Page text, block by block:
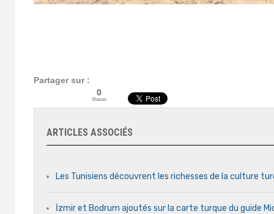
Partager sur :
0
Shares
ARTICLES ASSOCIÉS
Les Tunisiens découvrent les richesses de la culture
İzmir et Bodrum ajoutés sur la carte turque du guide